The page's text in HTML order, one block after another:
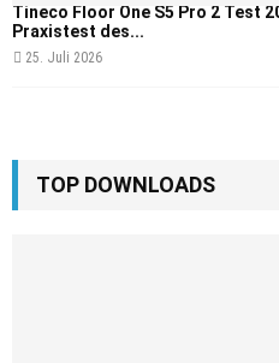
Tineco Floor One S5 Pro 2 Test
Praxistest des...
25. Juli 2026
TOP DOWNLOADS